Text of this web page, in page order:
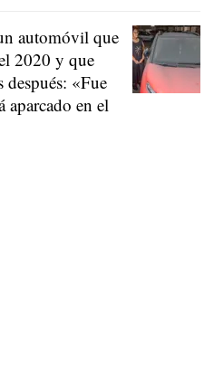
automóvil que
2020 y que
«Fue
aparcado en el